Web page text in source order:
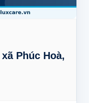
Phúc Hoà,